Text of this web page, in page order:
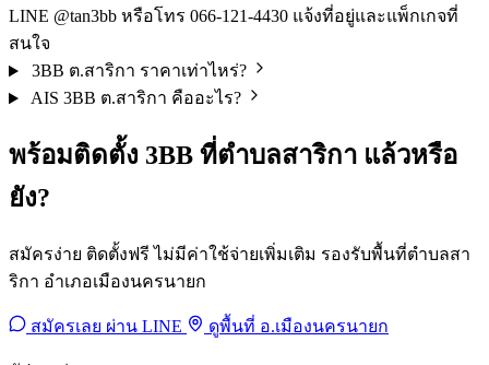
LINE @tan3bb หรือโทร 066-121-4430 แจ้งที่อยู่และแพ็กเกจที่
สนใจ
3BB ต.สาริกา ราคาเท่าไหร่?
AIS 3BB ต.สาริกา คืออะไร?
พร้อมติดตั้ง 3BB ที่ตำบลสาริกา แล้วหรือ
ยัง?
สมัครง่าย ติดตั้งฟรี ไม่มีค่าใช้จ่ายเพิ่มเติม รองรับพื้นที่ตำบลสา
ริกา อำเภอเมืองนครนายก
สมัครเลย ผ่าน LINE ดูพื้นที่ อ.เมืองนครนายก